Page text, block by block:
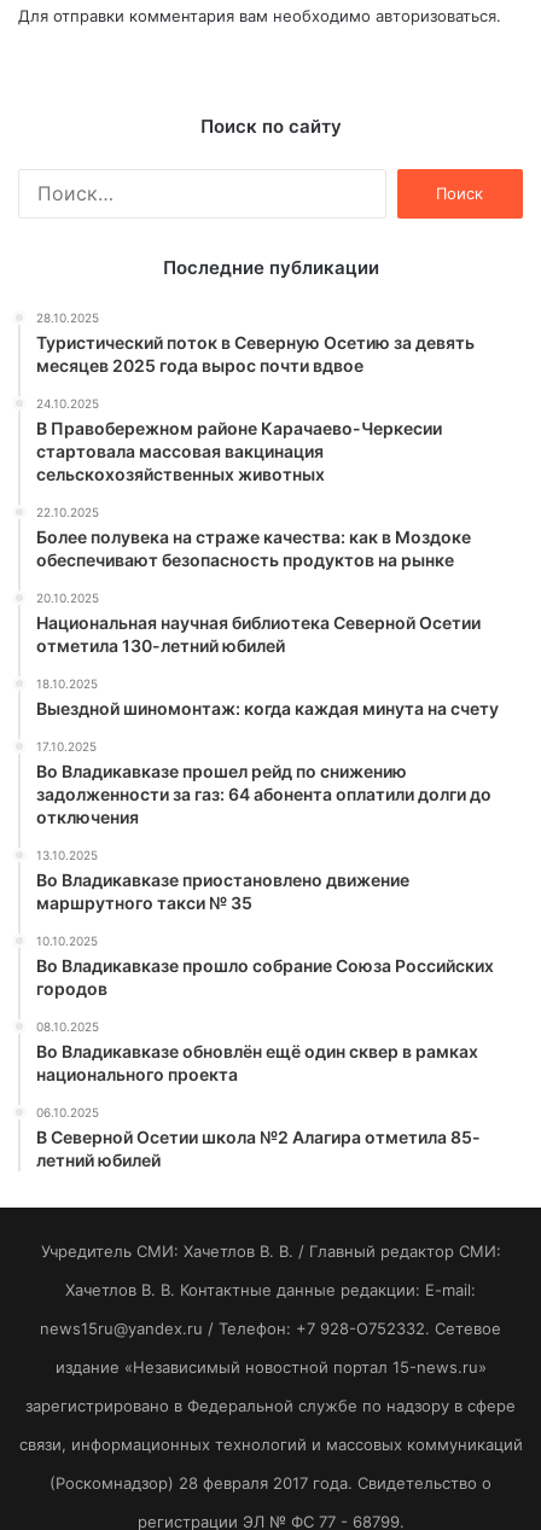
Для отправки комментария вам необходимо авторизоваться.
Поиск по сайту
Последние публикации
28.10.2025
Туристический поток в Северную Осетию за девять
месяцев 2025 года вырос почти вдвое
24.10.2025
В Правобережном районе Карачаево-Черкесии
стартовала массовая вакцинация
сельскохозяйственных животных
22.10.2025
Более полувека на страже качества: как в Моздоке
обеспечивают безопасность продуктов на рынке
20.10.2025
Национальная научная библиотека Северной Осетии
отметила 130-летний юбилей
18.10.2025
Выездной шиномонтаж: когда каждая минута на счету
17.10.2025
Во Владикавказе прошел рейд по снижению
задолженности за газ: 64 абонента оплатили долги до
отключения
13.10.2025
Во Владикавказе приостановлено движение
маршрутного такси № 35
10.10.2025
Во Владикавказе прошло собрание Союза Российских
городов
08.10.2025
Во Владикавказе обновлён ещё один сквер в рамках
национального проекта
06.10.2025
В Северной Осетии школа №2 Алагира отметила 85-
летний юбилей
Учредитель СМИ: Хaчeтлoв B. B. / Главный редактор СМИ:
Хaчeтлoв B. B. Контактные данные редакции: E-mail:
news15ru@yandex.ru / Телефон: +7 928-O752332. Сетевое
издание «Независимый новостной портал 15-news.ru»
зарегистрировано в Федеральной службе по надзору в сфере
связи, информационных технологий и массовых коммуникаций
(Роскомнадзор) 28 февраля 2017 года. Свидетельство о
регистрации ЭЛ № ФС 77 - 68799.